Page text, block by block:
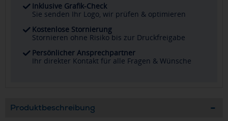
Inklusive Grafik-Check
Sie senden Ihr Logo, wir prüfen & optimieren
Kostenlose Stornierung
Stornieren ohne Risiko bis zur Druckfreigabe
Persönlicher Ansprechpartner
Ihr direkter Kontakt für alle Fragen & Wünsche
Produktbeschreibung